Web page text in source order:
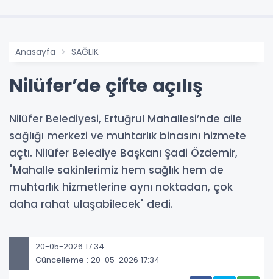
Anasayfa SAĞLIK
Nilüfer’de çifte açılış
Nilüfer Belediyesi, Ertuğrul Mahallesi’nde aile
sağlığı merkezi ve muhtarlık binasını hizmete
açtı. Nilüfer Belediye Başkanı Şadi Özdemir,
"Mahalle sakinlerimiz hem sağlık hem de
muhtarlık hizmetlerine aynı noktadan, çok
daha rahat ulaşabilecek" dedi.
20-05-2026 17:34
Güncelleme : 20-05-2026 17:34